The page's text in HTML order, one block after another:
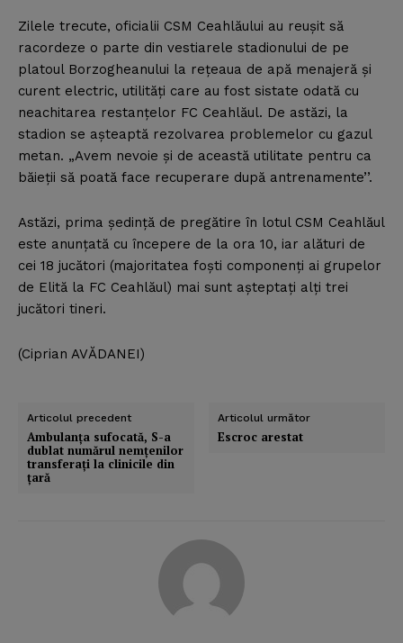
Zilele trecute, oficialii CSM Ceahlăului au reuşit să
racordeze o parte din vestiarele stadionului de pe
platoul Borzogheanului la reţeaua de apă menajeră şi
curent electric, utilităţi care au fost sistate odată cu
neachitarea restanţelor FC Ceahlăul. De astăzi, la
stadion se aşteaptă rezolvarea problemelor cu gazul
metan. „Avem nevoie şi de această utilitate pentru ca
băieţii să poată face recuperare după antrenamente’’.
Astăzi, prima şedinţă de pregătire în lotul CSM Ceahlăul
este anunţată cu începere de la ora 10, iar alături de
cei 18 jucători (majoritatea foşti componenţi ai grupelor
de Elită la FC Ceahlăul) mai sunt aşteptaţi alţi trei
jucători tineri.
(Ciprian AVĂDANEI)
Articolul precedent
Ambulanţa sufocată, S-a
dublat numărul nemţenilor
transferaţi la clinicile din
ţară
Articolul următor
Escroc arestat